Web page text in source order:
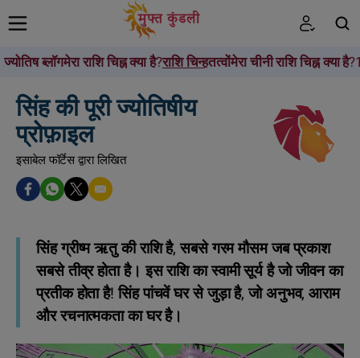
ज्योतिष ब्लॉगमेरा राशि चिह्न क्या है?राशि चिन्हतत्वोंमेरा चीनी राशि चिह्न क्या है?
सिंह की पूरी ज्योतिषीय
प्रोफ़ाइल
इसाबेल फॉर्टेस द्वारा लिखित
सिंह ग्रीष्म ऋतु की राशि है, सबसे गरम मौसम जब प्रकाश
सबसे तीव्र होता है। इस राशि का स्वामी सूर्य है जो जीवन का
प्रतीक होता है! सिंह पांचवें घर से जुड़ा है, जो अनुभव, आराम
और रचनात्मकता का घर है।